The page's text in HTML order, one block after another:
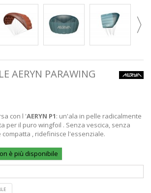
AERYN PARAWING
con l 'AERYN P1: un'ala in pelle radicalmente
per il puro wingfoil . Senza vescica, senza
compatta , ridefinisce l'essenziale.
è più disponibile